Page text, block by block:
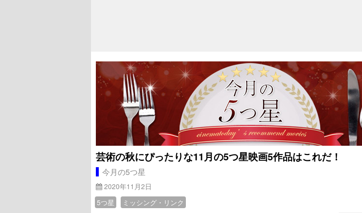
芸術の秋にぴったりな11月の5つ星映画5作品はこれだ！
今月の5つ星
2020年11月2日
5つ星
ミッシング・リンク